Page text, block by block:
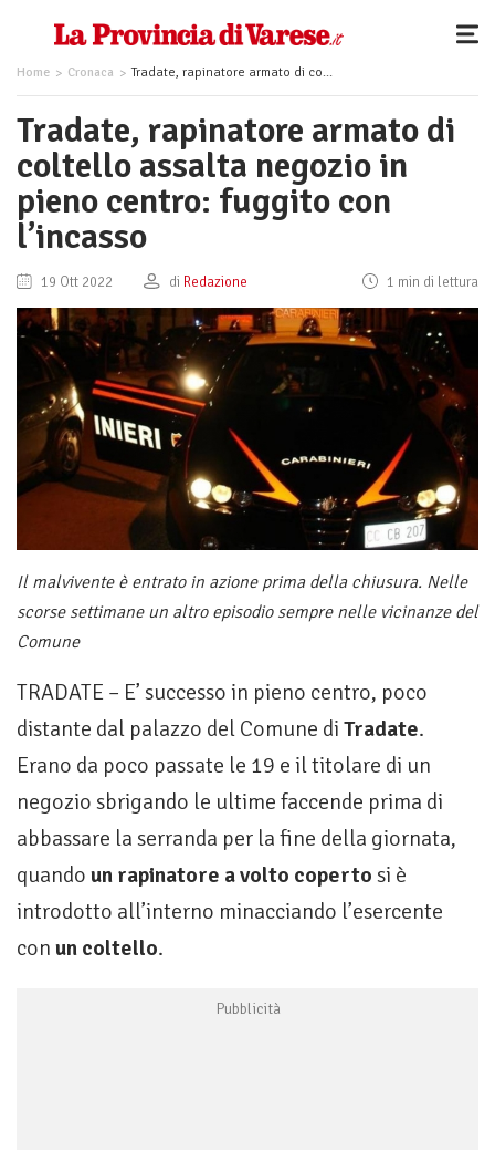
Home Cronaca Tradate, rapinatore armato di coltello assalta negozio in pieno centro: fuggito con l’incasso
Tradate, rapinatore armato di
coltello assalta negozio in
pieno centro: fuggito con
l’incasso
19 Ott 2022 di Redazione 1 min di lettura
Il malvivente è entrato in azione prima della chiusura. Nelle
scorse settimane un altro episodio sempre nelle vicinanze del
Comune
TRADATE – E’ successo in pieno centro, poco
distante dal palazzo del Comune di Tradate.
Erano da poco passate le 19 e il titolare di un
negozio sbrigando le ultime faccende prima di
abbassare la serranda per la fine della giornata,
quando un rapinatore a volto coperto si è
introdotto all’interno minacciando l’esercente
con un coltello.